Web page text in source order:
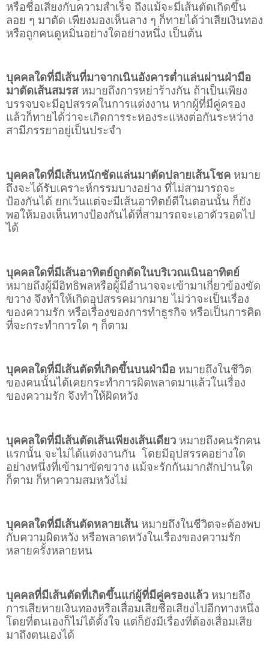
หรือชื่อเสียงกับความสำเร็จ ถึงแม้จะมีเส้นตัดเกิดขึ้น
ลอย ๆ มาตัด เพียงมองเห็นลาง ๆ ก็ทายได้ว่าเสียเงินทอง
หรือถูกคนดูหมิ่นอย่างใดอย่างหนึ่ง เป็นต้น
บุคคลใดที่มีเส้นที่มาจากเนินอังคารต่ำแล่นผ่านฝ่ามือ
มาตัดเส้นสมรส หมายถึงการหย่าร้างกัน ถ้าเป็นเพียง
บรรจบจะมีอุปสรรคในการแต่งงาน หากผู้ที่มีคู่ครอง
แล้วก็ทายได้ว่าจะเกิดการระหองระแหงต่อกันระหว่าง
สามีภรรยาอยู่เป็นประจำ
บุคคลใดที่มีเส้นหนักชัดแล่นมาตัดปลายเส้นโชค หมาย
ถึงจะได้รับเคราะห์กรรมบางอย่าง ที่ไม่สามารถจะ
ป้องกันได้ ยกเว้นแต่จะมีเส้นอาทิตย์ดีในตอนนั้น ก็ยัง
พอให้มองเห็นทางป้องกันได้ที่สามารถจะเอาตัวรอดไป
ได้
บุคคลใดที่มีเส้นอาทิตย์ถูกตัดในบริเวณเนินอาทิตย์
หมายถึงผู้มีอิทธิพลหรือผู้มีอำนาจจะเข้ามาเกี่ยวข้องขัด
ขวาง จึงทำให้เกิดอุปสรรคมากมาย ไม่ว่าจะเป็นเรื่อง
ของความรัก หรือเรื่องของการทำธูรกิจ หรือเป็นการคิด
ที่จะกระทำการใด ๆ ก็ตาม
บุคคลใดที่มีเส้นตัดที่เกิดขึ้นบนฝ่ามือ หมายถึงในชีวิต
ของคนนั้นได้เคยกระทำการผิดพลาดมาแล้วในเรื่อง
ของความรัก จึงทำให้ผิดหวัง
บุคคลใดที่มีเส้นตัดเส้นเพียงเส้นเดียว หมายถึงคนรักคน
แรกนั้น จะไม่ได้แต่งงานกัน โดยมีอุปสรรคอย่างใด
อย่างหนึ่งที่เข้ามาขัดขวาง แม้จะรักกันมากสักปานใด
ก็ตาม ก็หาความสมหวังไม่
บุคคลใดที่มีเส้นตัดหลายเส้น หมายถึงในชีวิตจะต้องพบ
กับความผิดหวัง หรือพลาดหวังในเรื่องของความรัก
หลายครั้งหลายหน
บุคคลที่มีเส้นตัดที่เกิดขึ้นแก่ผู้ที่มีคู่ครองแล้ว หมายถึง
การเสียหายเงินทองหรือเสื่อมเสียชื่อเสียงไปอีกทางหนึ่ง
โดยที่ตนเองก็ไม่ได้ตั้งใจ แต่ก็ยังมีเรื่องที่ต้องเสื่อมเสีย
มาถึงตนเองได้